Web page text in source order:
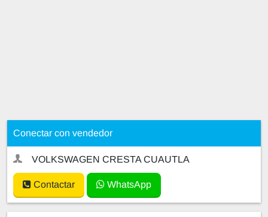
Conectar con vendedor
VOLKSWAGEN CRESTA CUAUTLA
Contactar WhatsApp